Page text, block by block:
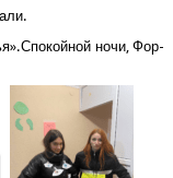
ночи, Фор­